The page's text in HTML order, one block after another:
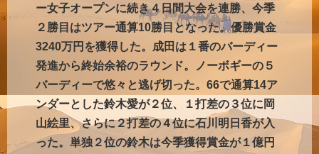
ー女子オープンに続き４日間大会を連勝、今季
２勝目はツアー通算10勝目となった。優勝賞金
3240万円を獲得した。成田は１番のバーディー
発進から終始余裕のラウンド。ノーボギーの５
バーディーで悠々と逃げ切った。66で通算14ア
ンダーとした鈴木愛が２位、１打差の３位に岡
山絵里、さらに２打差の４位に石川明日香が入
った。単独２位の鈴木は今季獲得賞金が１億円